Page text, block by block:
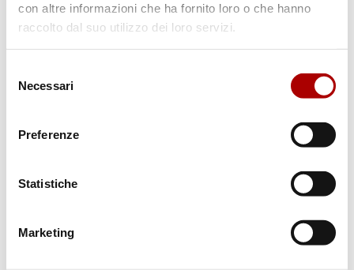
con altre informazioni che ha fornito loro o che hanno
raccolto dal suo utilizzo dei loro servizi.
delNecessari
Preferenze
Statistiche
Marketing
Scheda prodotto
COPPA DI SUINO SENZA OSSO